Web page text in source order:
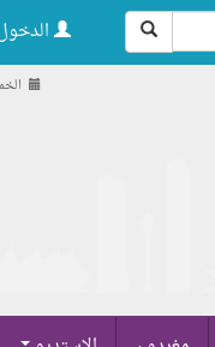
الخميس ,